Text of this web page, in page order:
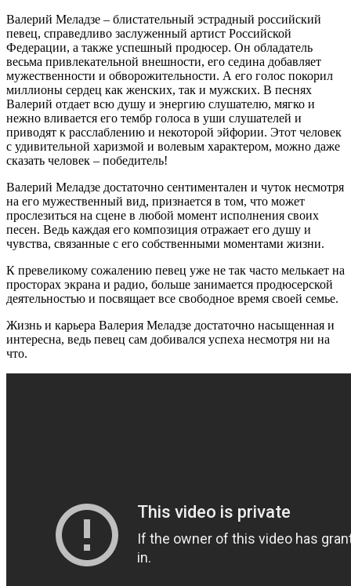
Валерий Меладзе – блистательный эстрадный российский
певец, справедливо заслуженный артист Российской
Федерации, а также успешный продюсер. Он обладатель
весьма привлекательной внешности, его седина добавляет
мужественности и обворожительности. А его голос покорил
миллионы сердец как женских, так и мужских. В песнях
Валерий отдает всю душу и энергию слушателю, мягко и
нежно вливается его тембр голоса в уши слушателей и
приводят к расслаблению и некоторой эйфории. Этот человек
с удивительной харизмой и волевым характером, можно даже
сказать человек – победитель!
Валерий Меладзе достаточно сентиментален и чуток несмотря
на его мужественный вид, признается в том, что может
прослезиться на сцене в любой момент исполнения своих
песен. Ведь каждая его композиция отражает его душу и
чувства, связанные с его собственными моментами жизни.
К превеликому сожалению певец уже не так часто мелькает на
просторах экрана и радио, больше занимается продюсерской
деятельностью и посвящает все свободное время своей семье.
Жизнь и карьера Валерия Меладзе достаточно насыщенная и
интересна, ведь певец сам добивался успеха несмотря ни на
что.